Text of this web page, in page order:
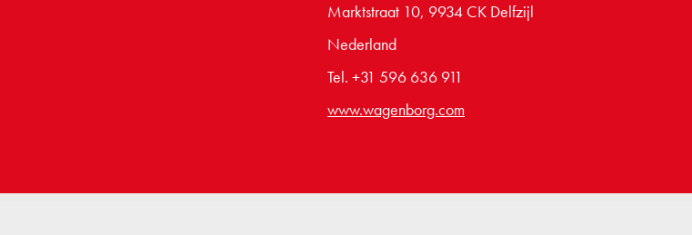
Marktstraat 10, 9934 CK Delfzijl
Nederland
Tel. +31 596 636 911
www.wagenborg.com